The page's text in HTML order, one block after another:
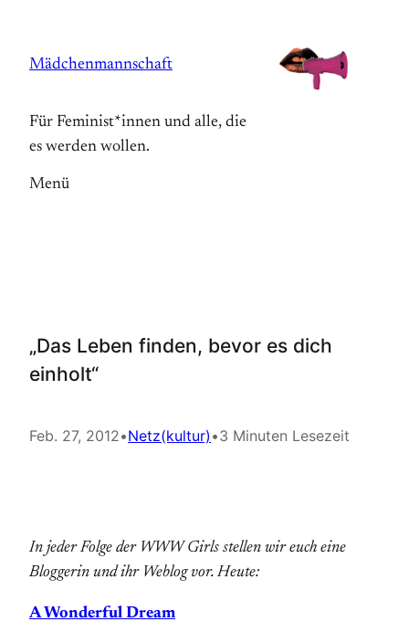
springen
Mädchenmannschaft
Für Feminist*innen und alle, die
es werden wollen.
Menü
„Das Leben finden, bevor es dich
einholt“
Feb. 27, 2012•Netz(kultur) •3 Minuten Lesezeit
In jeder Folge der WWW Girls stellen wir euch eine
Bloggerin und ihr Weblog vor. Heute:
A Wonderful Dream